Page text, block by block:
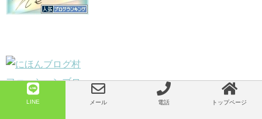
LINE メール 電話 トップページ